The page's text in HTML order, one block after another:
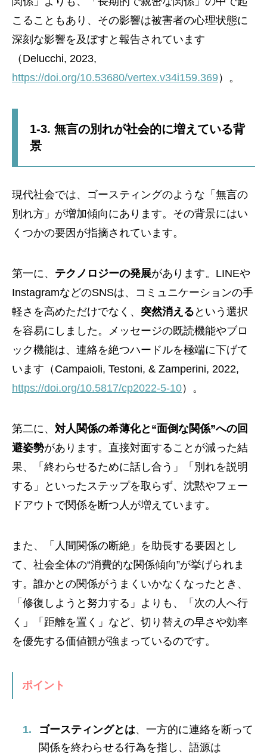
こることもあり、その影響は被害者の心理状態に
深刻な影響を及ぼすと報告されています
（Delucchi, 2023,
https://doi.org/10.53680/vertex.v34i159.369）。
1-3. 無言の別れが社会的に増えている背
景
現代社会では、ゴースティングのような「無言の
別れ方」が増加傾向にあります。その背景にはい
くつかの要因が指摘されています。
第一に、 テクノロジーの発展があります。LINEや
InstagramなどのSNSは、コミュニケーションの手
軽さを高めただけでなく、 突然消える という選択
を容易にしました。メッセージの既読機能やブロ
ック機能は、連絡を絶つハードルを極端に下げて
います（Campaioli, Testoni, & Zamperini, 2022,
https://doi.org/10.5817/cp2022-5-10）。
第二に、 対人関係の希薄化と“面倒な関係”への回
避姿勢があります。直接対面することが減った結
果、「終わらせるために話し合う」「別れを説明
する」といったステップを取らず、沈黙やフェー
ドアウトで関係を断つ人が増えています。
また、「人間関係の断絶」を助長する要因とし
て、社会全体の“消費的な関係傾向”が挙げられま
す。誰かとの関係がうまくいかなくなったとき、
「修復しようと努力する」よりも、「次の人へ行
く」「距離を置く」など、切り替えの早さや効率
を優先する価値観が強まっているのです。
ポイント
ゴースティングとは、一方的に連絡を断って
関係を終わらせる行為を指し、語源は